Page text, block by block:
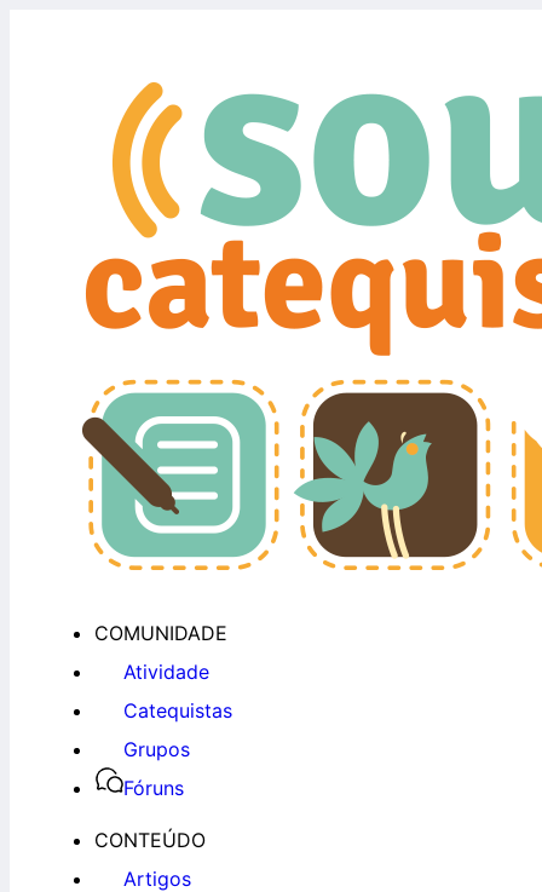
COMUNIDADE
Atividade
Catequistas
Grupos
Fóruns
CONTEÚDO
Artigos